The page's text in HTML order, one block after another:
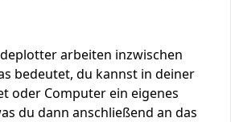
arbeiten inzwischen
bedeutet, du kannst in deiner
oder Computer ein eigenes
du dann anschließend an das